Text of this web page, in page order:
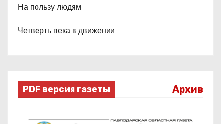
На пользу людям
Четверть века в движении
PDF версия газеты Архив